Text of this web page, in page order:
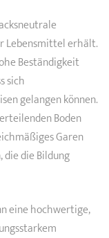
Lebensmittel erhält.
Beständigkeit
sich
gelangen können.
Boden
Garen
die Bildung
eine hochwertige,